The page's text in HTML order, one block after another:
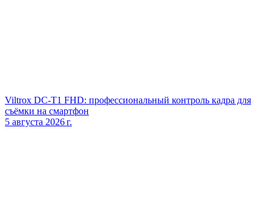
Viltrox DC‑T1 FHD: профессиональный контроль кадра для
съёмки на смартфон
5 августа 2026 г.